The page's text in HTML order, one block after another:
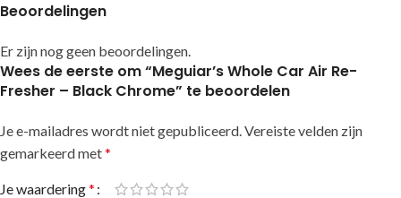
Beoordelingen
Er zijn nog geen beoordelingen.
Wees de eerste om “Meguiar’s Whole Car Air Re-
Fresher – Black Chrome” te beoordelen
Je e-mailadres wordt niet gepubliceerd.Vereiste velden zijn
gemarkeerd met*
Je waardering*
Alternative: